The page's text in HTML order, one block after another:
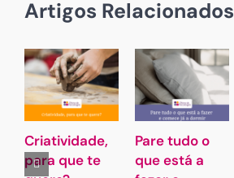
Artigos Relacionados
Criatividade,
para que te
Pare tudo o
que está a